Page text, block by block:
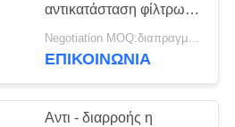
αντικατάσταση φίλτρων
νερού για το δοχείο
ψύξης νερού
ΕΠΙΚΟΙΝΩΝΙΑ
Αντι - διαρροής η